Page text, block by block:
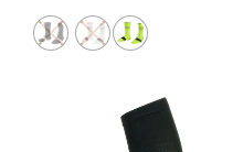
initial
était :
24,99 $.
est :